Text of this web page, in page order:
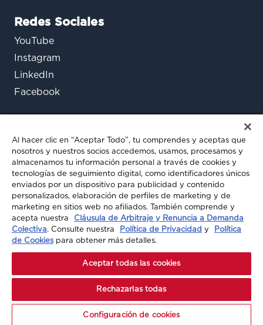
Redes Sociales
YouTube
Instagram
LinkedIn
Facebook
¿Aún tienes preguntas?
Chatea con nosotros
© 2026 A-MAX INSURANCE. TODOS LOS
DERECHOS RESERVADOS
Al hacer clic en “Aceptar Todo”, tu comprendes y aceptas que
nosotros y nuestros socios accedemos, usamos, procesamos y
almacenamos tu información personal a través de cookies y
tecnologías de seguimiento digital, como identificadores únicos
enviados por un dispositivo para publicidad y contenido
personalizados, elaboración de perfiles de marketing y de
marketing en sitios web no afiliados. También comprende y
acepta nuestra
Cláusula de Arbitraje y Renuncia a Demanda
Colectiva. Consulte nuestra Política de Privacidad y
Política
de Cookiespara obtener más detalles.
Aceptar todas las cookies
Rechazarlas todas
Configuración de cookies